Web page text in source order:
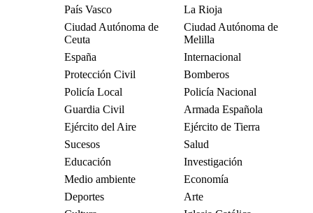
País Vasco
La Rioja
Ciudad Autónoma de
Ceuta
Ciudad Autónoma de
Melilla
España
Internacional
Protección Civil
Bomberos
Policía Local
Policía Nacional
Guardia Civil
Armada Española
Ejército del Aire
Ejército de Tierra
Sucesos
Salud
Educación
Investigación
Medio ambiente
Economía
Deportes
Arte